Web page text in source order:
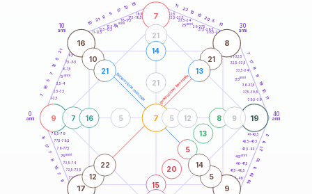
generazione maschile generazione femminile
0
anni
10
anni
30
anni
40
anni
1-2,5
2,5-3,5
3,5-4
6-7,5
7,5-8,5
8,5-9
11-12,5
12,5-13,5
13,5-14
16-17,5
17,5-18,5
18,5-19 21-22,5
22,5-23,5
23,5-24
26-27,5
27,5-28,5
28,5-29
31-32,5
32,5-33,5
33,5-34
36-37,5
37,5-38,5
38,5-39
41-42,5
42,5-43,5
43,5-44
46-47,5
47,5-48,5
48,5-49
71-72,5
72,5-73,5
73,5-74
76-77,5
77,5-78,5
78,5-79
7
16
5
7
12
5
21
10
21
8
5
17
12
19 11
22 10
15
20 5
13
7
17
8
9
19
10
11
3
11
21
10
11
19
10
6
7
15
8
7
17
8
9
7
19
7
16 8
17 9
15
20
5
13
8
7
21
9
16
14
5 12
5
21
10
21
21
13
12
22
5
14
5anni
15 anni 25anni
35anni
45anni
75anni